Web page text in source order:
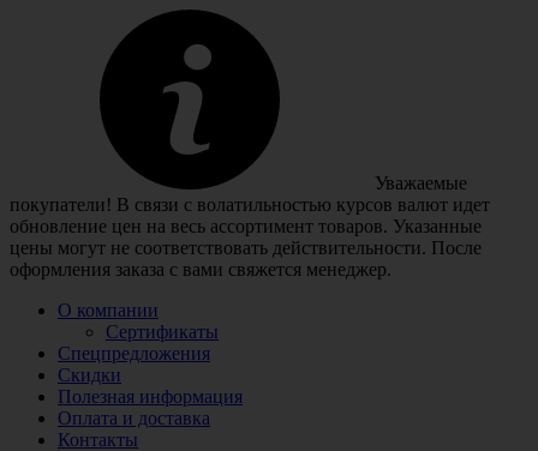
Уважаемые
покупатели! В связи с волатильностью курсов валют идет
обновление цен на весь ассортимент товаров. Указанные
цены могут не соответствовать действительности. После
оформления заказа с вами свяжется менеджер.
О компании
Сертификаты
Спецпредложения
Скидки
Полезная информация
Оплата и доставка
Контакты